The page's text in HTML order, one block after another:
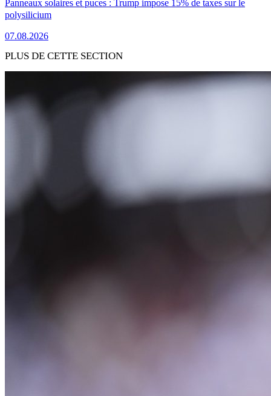
Panneaux solaires et puces : Trump impose 15% de taxes sur le
polysilicium
07.08.2026
PLUS DE CETTE SECTION